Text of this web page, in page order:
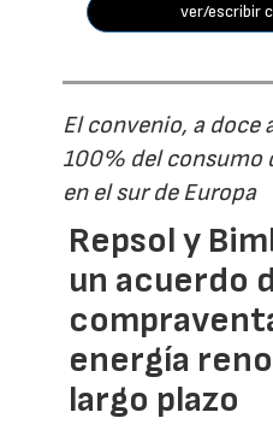
ver/escribir
El convenio, a doce
100% del consumo
en el sur de Europa
Repsol y
un acuerdo
energía
largo plazo